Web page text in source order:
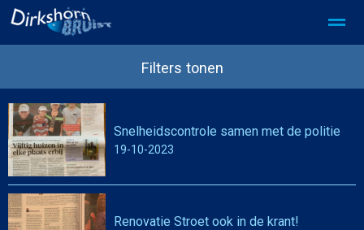
SDD partner worden
Home Foto's Pagina's Zoeken
Filters tonen
Snelheidscontrole samen met de politie
19-10-2023
Renovatie Stroet ook in de krant!